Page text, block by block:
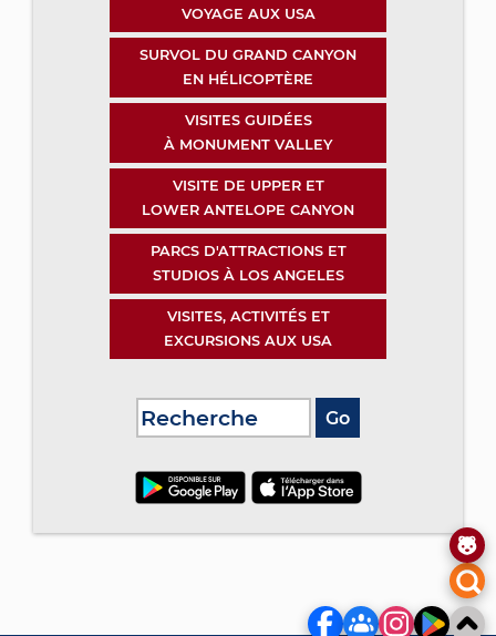
VOYAGE AUX USA
SURVOL DU GRAND CANYON
EN HÉLICOPTÈRE
VISITES GUIDÉES
À MONUMENT VALLEY
VISITE DE UPPER ET
LOWER ANTELOPE CANYON
PARCS D'ATTRACTIONS ET
STUDIOS À LOS ANGELES
VISITES, ACTIVITÉS ET
EXCURSIONS AUX USA